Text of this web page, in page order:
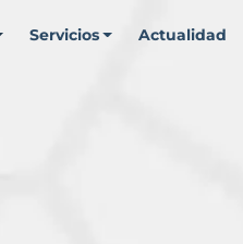
Servicios Actualidad